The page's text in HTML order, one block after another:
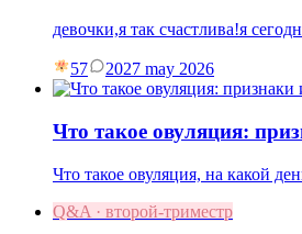
девочки,я так счастлива!я
57 2027 may 2026
Что такое овуляция:
Что такое овуляция, на какой
Q&A · второй-триместр